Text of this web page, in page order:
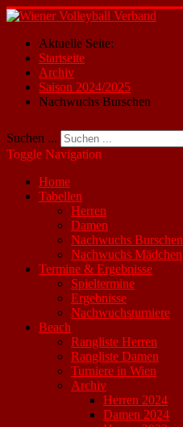
Aktuelle Seite:
Startseite
Archiv
Saison 2024/2025
Nachwuchs Burschen
Suchen ...
Toggle Navigation
Home
Tabellen
Herren
Damen
Nachwuchs Burschen
Nachwuchs Mädchen
Termine & Ergebnisse
Spieltermine
Ergebnisse
Nachwuchsturniere
Beach
Rangliste Herren
Rangliste Damen
Turniere in Wien
Archiv
Herren 2024
Damen 2024